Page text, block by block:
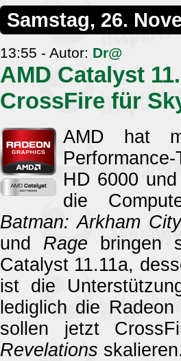
Samstag, 26.
13:55 - Autor: Dr@
AMD Catalyst
CrossFire für
AMD hat
HD 6000
die
Batman: Arkham
und Rage bringen
Catalyst 11.11a,
ist die
lediglich die
sollen jetzt
Revelations